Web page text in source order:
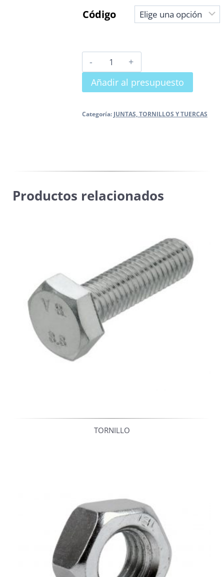
Código
JUNTAS
KLINGERIT
cantidad
Añadir al presupuesto
Categoría: JUNTAS, TORNILLOS Y TUERCAS
Productos relacionados
TORNILLO